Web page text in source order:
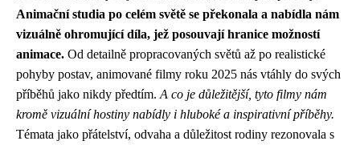
Animační studia po celém světě se překonala a nabídla nám
vizuálně ohromující díla, jež posouvají hranice možností
animace. Od detailně propracovaných světů až po realistické
pohyby postav, animované filmy roku 2025 nás vtáhly do svých
příběhů jako nikdy předtím. A co je důležitější, tyto filmy nám
kromě vizuální hostiny nabídly i hluboké a inspirativní příběhy.
Témata jako přátelství, odvaha a důležitost rodiny rezonovala s